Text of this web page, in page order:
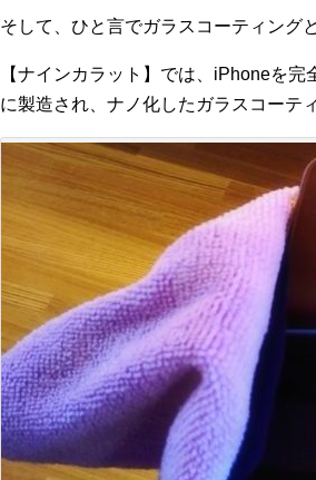
そして、ひと言でガラスコーティング
【ナインカラット】では、iPhoneを
に製造され、ナノ化したガラスコーテ